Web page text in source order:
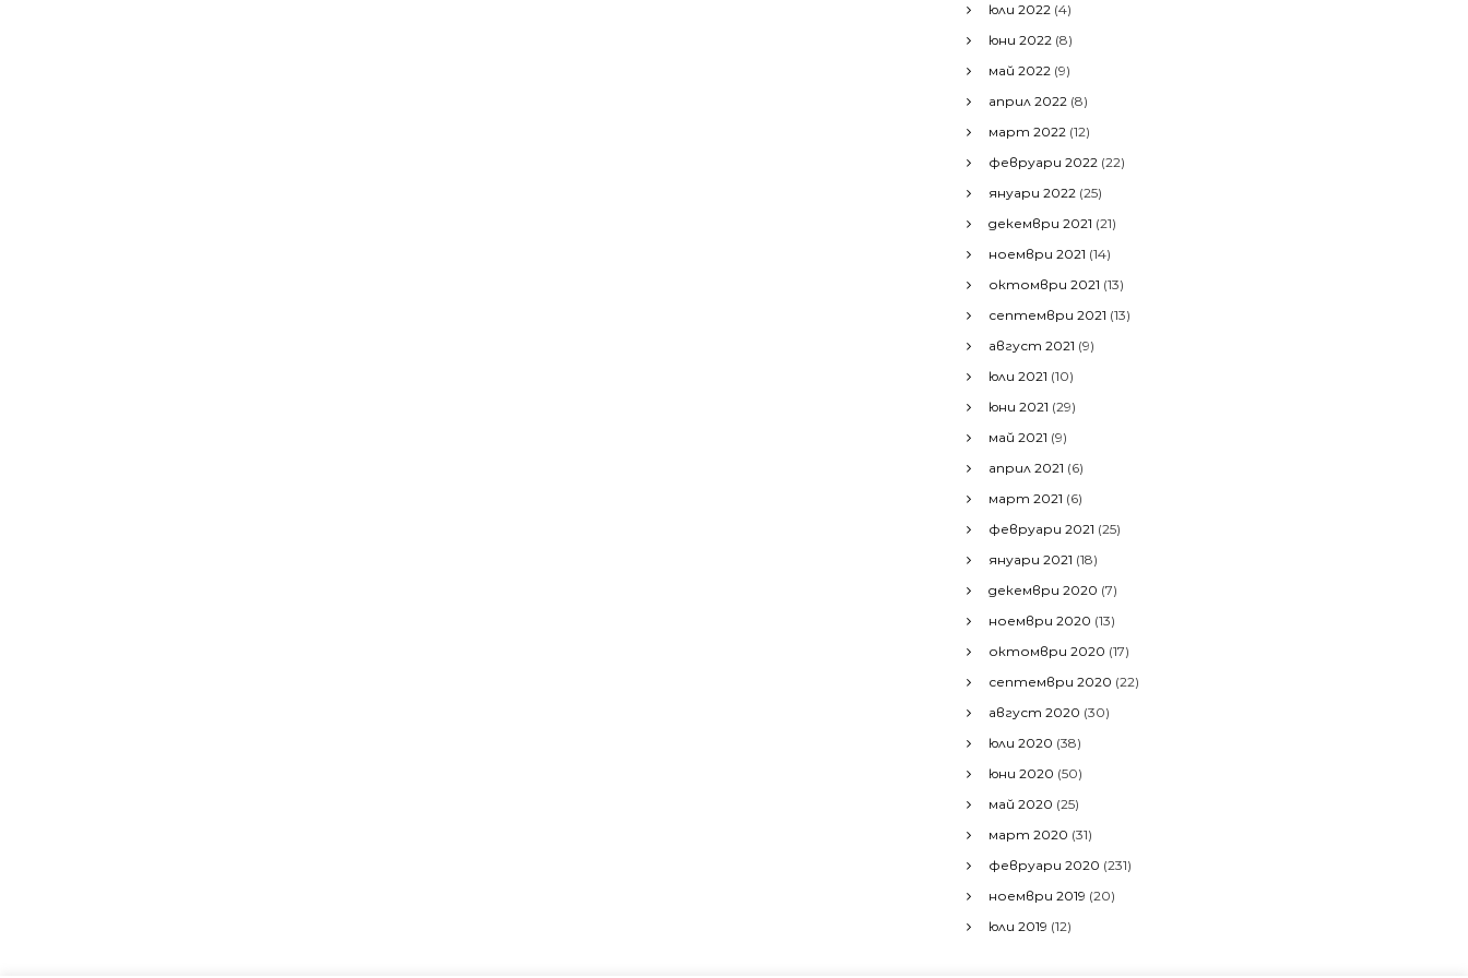
юли 2022 (4)
юни 2022 (8)
май 2022 (9)
април 2022 (8)
март 2022 (12)
февруари 2022 (22)
януари 2022 (25)
декември 2021 (21)
ноември 2021 (14)
октомври 2021 (13)
септември 2021 (13)
август 2021 (9)
юли 2021 (10)
юни 2021 (29)
май 2021 (9)
април 2021 (6)
март 2021 (6)
февруари 2021 (25)
януари 2021 (18)
декември 2020 (7)
ноември 2020 (13)
октомври 2020 (17)
септември 2020 (22)
август 2020 (30)
юли 2020 (38)
юни 2020 (50)
май 2020 (25)
март 2020 (31)
февруари 2020 (231)
ноември 2019 (20)
юли 2019 (12)